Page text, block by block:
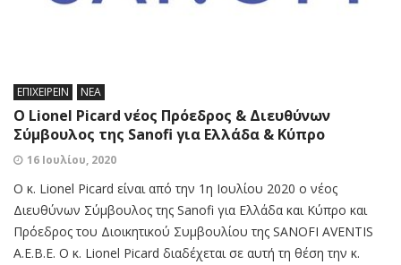
ΕΠΙΧΕΙΡΕΙΝ ΝΕΑ
Ο Lionel Picard νέος Πρόεδρος & Διευθύνων
Σύμβουλος της Sanofi για Ελλάδα & Κύπρο
16 Ιουλίου, 2020
Ο κ. Lionel Picard είναι από την 1η Ιουλίου 2020 ο νέος
Διευθύνων Σύμβουλος της Sanofi για Ελλάδα και Κύπρο και
Πρόεδρος του Διοικητικού Συμβουλίου της SANOFI AVENTIS
Α.Ε.Β.Ε. Ο κ. Lionel Picard διαδέχεται σε αυτή τη θέση την κ.